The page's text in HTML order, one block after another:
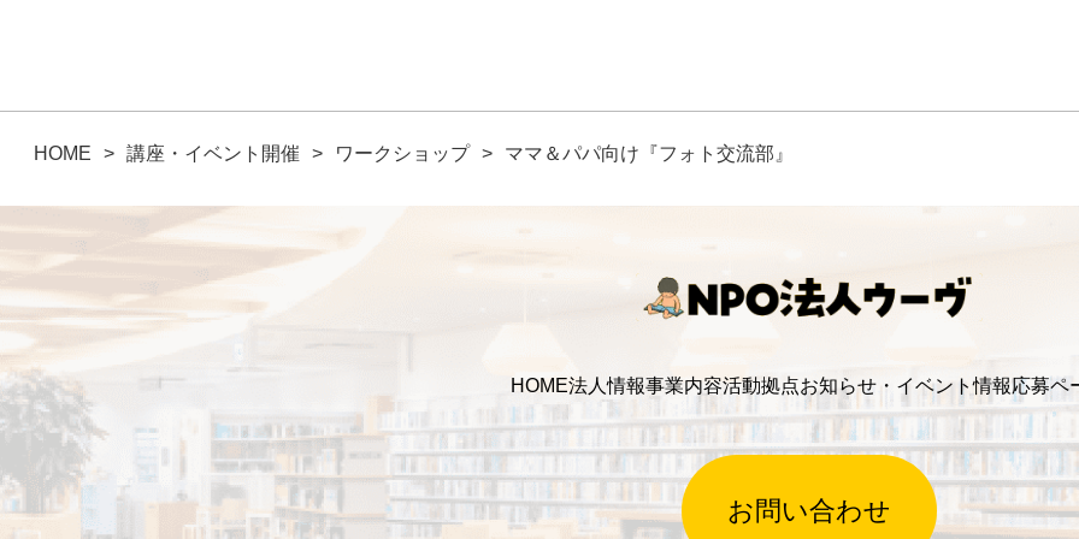
HOME 講座・イベント開催 ワークショップ ママ＆パパ向け『フォト交流部』
HOME法人情報事業内容活動拠点お知らせ・イベント情報応募ペ
お問い合わせ